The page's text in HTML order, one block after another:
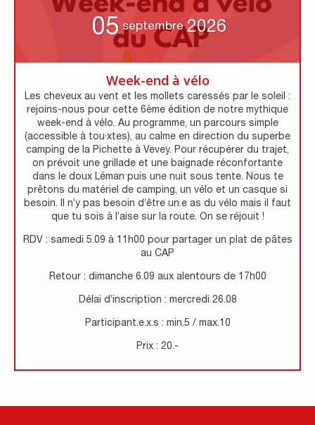
05 septembre 2026
Week-end à vélo
Les cheveux au vent et les mollets caressés par le soleil :
rejoins-nous pour cette 6ème édition de notre mythique
week-end à vélo. Au programme, un parcours simple
(accessible à tou·xtes), au calme en direction du superbe
camping de la Pichette à Vevey. Pour récupérer du trajet,
on prévoit une grillade et une baignade réconfortante
dans le doux Léman puis une nuit sous tente. Nous te
prêtons du matériel de camping, un vélo et un casque si
besoin. Il n’y pas besoin d’être un.e as du vélo mais il faut
que tu sois à l’aise sur la route. On se réjouit !
RDV : samedi 5.09 à 11h00 pour partager un plat de pâtes
au CAP
Retour : dimanche 6.09 aux alentours de 17h00
Délai d’inscription : mercredi 26.08
Participant.e.x.s : min.5 / max.10
Prix : 20.-